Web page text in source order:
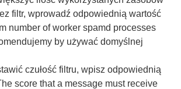
filtr, wprowadź odpowiednią wartość
number of worker spamd processes
by używać domyślnej
czułość filtru, wpisz odpowiednią
score that a message must receive